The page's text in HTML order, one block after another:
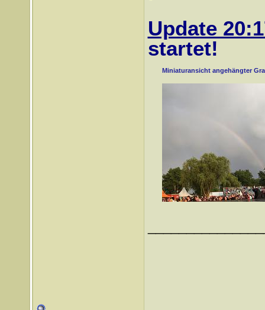
Update
startet!
Miniaturansicht angehängter